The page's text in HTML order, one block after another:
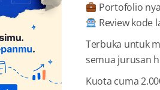
Portofolio
Review kode
Terbuka untuk
semua jurusan
Kuota cuma